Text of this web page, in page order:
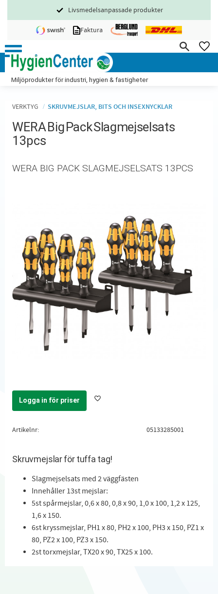
Meny
Livsmedelsanpassade produkter
Faktura
Miljöprodukter för industri, hygien & fastigheter
VERKTYG SKRUVMEJSLAR, BITS OCH INSEXNYCKLAR
WERA Big Pack Slagmejselsats
13pcs
WERA BIG PACK SLAGMEJSELSATS 13PCS
Logga in för priser Lägg till i favoriter
Artikelnr 05133285001
Skruvmejslar för tuffa tag!
Slagmejselsats med 2 väggfästen
Innehåller 13st mejslar:
5st spårmejslar, 0,6 x 80, 0,8 x 90, 1,0 x 100, 1,2 x 125,
1,6 x 150.
6st kryssmejslar, PH1 x 80, PH2 x 100, PH3 x 150, PZ1 x
80, PZ2 x 100, PZ3 x 150.
2st torxmejslar, TX20 x 90, TX25 x 100.